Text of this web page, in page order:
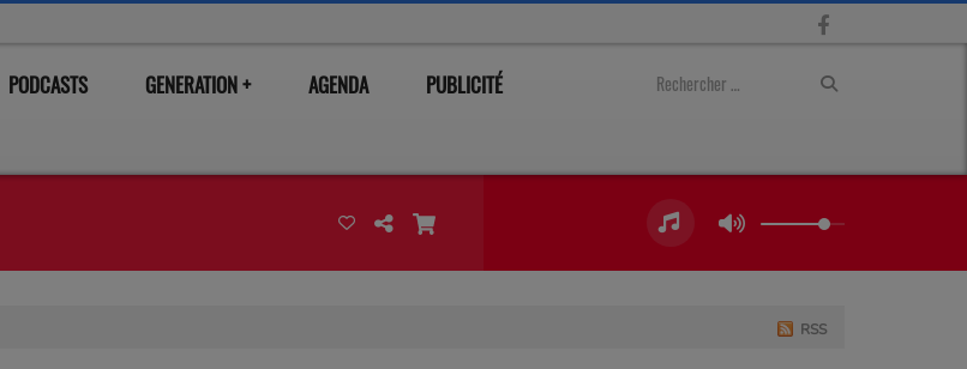
PODCASTS GENERATION + AGENDA PUBLICITÉ
RSS